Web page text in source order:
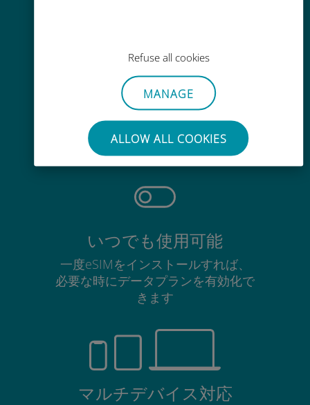
Refuse all cookies
MANAGE
ALLOW ALL COOKIES
手間いらず
使用中のSIMカードを抜き差しする
必要はありません
いつでも使用可能
一度eSIMをインストールすれば、
必要な時にデータプランを有効化で
きます
マルチデバイス対応